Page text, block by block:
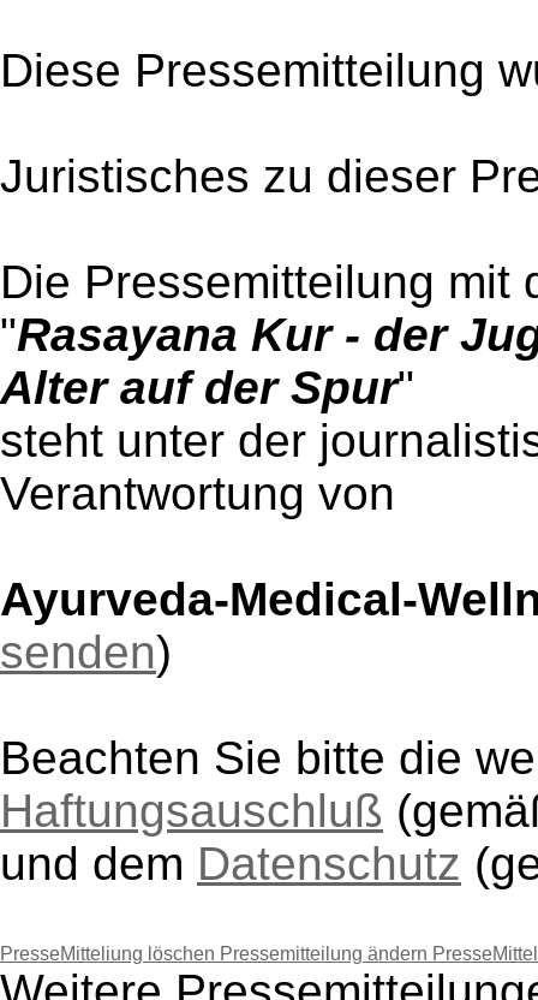
Diese Pressemitteilung
Juristisches zu dieser
Die Pressemitteilung mit
"Rasayana Kur - der
Alter auf der Spur"
steht unter der
Verantwortung von
Ayurveda-Medical-
senden)
Beachten Sie bitte die
Haftungsauschluß
und dem Datenschutz
PresseMitteliung löschen Pressemitteilung ändern